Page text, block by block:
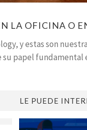
LA OFICINA O
y estas son
su papel fundamental
LE PUEDE